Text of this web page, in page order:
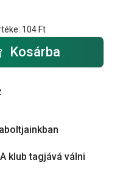
104 Ft
Kosárba
klub tagjává válni